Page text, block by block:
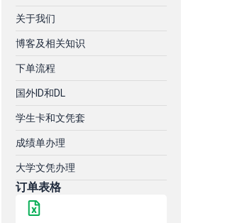
关于我们
博客及相关知识
下单流程
国外ID和DL
学生卡和文凭套
成绩单办理
大学文凭办理
订单表格